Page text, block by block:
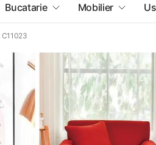
Bucatarie Mobilier
C11023